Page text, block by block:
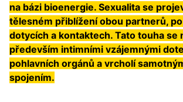
na bázi bioenergie. Sexualita se
tělesném přiblížení obou partnerů,
dotycích a kontaktech. Tato touha se
především intimními vzájemnými
pohlavních orgánů a vrcholí
spojením.